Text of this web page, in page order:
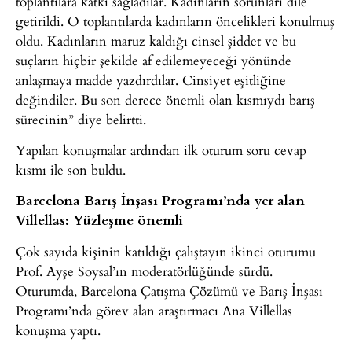
getirildi. O toplantılarda kadınların öncelikleri konulmuş
oldu. Kadınların maruz kaldığı cinsel şiddet ve bu
suçların hiçbir şekilde af edilemeyeceği yönünde
anlaşmaya madde yazdırdılar. Cinsiyet eşitliğine
değindiler. Bu son derece önemli olan kısmıydı barış
sürecinin” diye belirtti.
Yapılan konuşmalar ardından ilk oturum soru cevap
kısmı ile son buldu.
Barcelona Barış İnşası Programı’nda yer alan
Villellas: Yüzleşme önemli
Çok sayıda kişinin katıldığı çalıştayın ikinci oturumu
Prof. Ayşe Soysal’ın moderatörlüğünde sürdü.
Oturumda, Barcelona Çatışma Çözümü ve Barış İnşası
Programı’nda görev alan araştırmacı Ana Villellas
konuşma yaptı.